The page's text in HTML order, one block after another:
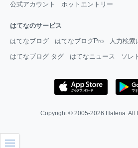
公式アカウント ホットエントリー
はてなのサービス
はてなブログ はてなブログPro 人力検索
はてなブログ タグ はてなニュース ソレ
Copyright © 2005-2026 Hatena. All